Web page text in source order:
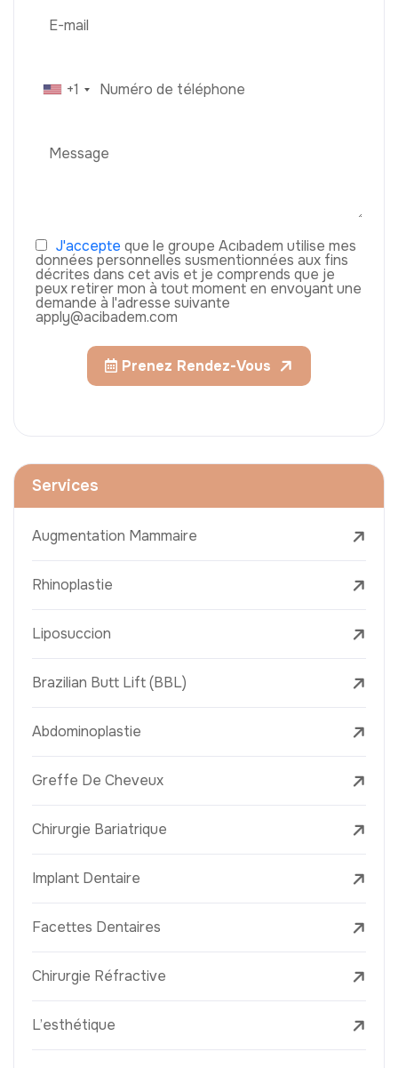
+1
J'accepte que le groupe Acıbadem utilise mes
données personnelles susmentionnées aux fins
décrites dans cet avis et je comprends que je
peux retirer mon à tout moment en envoyant une
demande à l'adresse suivante
apply@acibadem.com
Prenez Rendez-Vous
Services
Augmentation Mammaire
Rhinoplastie
Liposuccion
Brazilian Butt Lift (BBL)
Abdominoplastie
Greffe De Cheveux
Chirurgie Bariatrique
Implant Dentaire
Facettes Dentaires
Chirurgie Réfractive
L’esthétique